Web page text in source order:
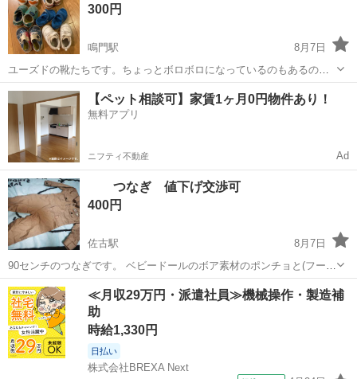
😊 徳島市住吉に取りに...
300円
鳴門駅
8月7日
ユーズドの靴たちです。ちょっとボロボロになっているのもあるの
で、まとめてお安くしています。サイズも微妙に違います。現状のま
ま、まとめてとりにきてくださる方。ノークレーム、ノーリターンで
お願いします🤲
徳島 鳴門市 鳴門駅 キッズ用品 ボロボロ
【ペット相談可】家賃1ヶ月0円物件あり！
無料アプリ
ニフティ不動産 Ad
つなぎ 値下げ交渉可
400円
佐古駅
8月7日
90センチのつなぎです。 ベビードールのボア素材のポンチョと(フード
付き)と 下に敷いてるスヌーピーのブランケットも お付けします。
徳島 徳島市 佐古駅 ベビー用品
≪月収29万円・派遣社員≫機械操作・製造補
助
時給1,330円
日払い
株式会社BREXA Next